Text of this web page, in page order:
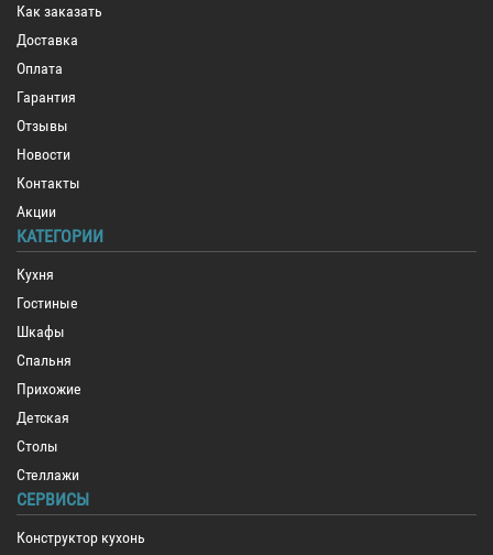
Как заказать
Доставка
Оплата
Гарантия
Отзывы
Новости
Контакты
Акции
КАТЕГОРИИ
Кухня
Гостиные
Шкафы
Спальня
Прихожие
Детская
Столы
Стеллажи
СЕРВИСЫ
Конструктор кухонь